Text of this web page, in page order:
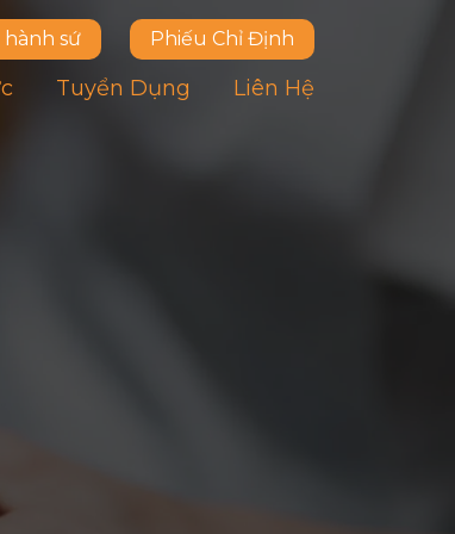
hành sứ Phiếu Chỉ Định
Tuyển Dụng Liên Hệ